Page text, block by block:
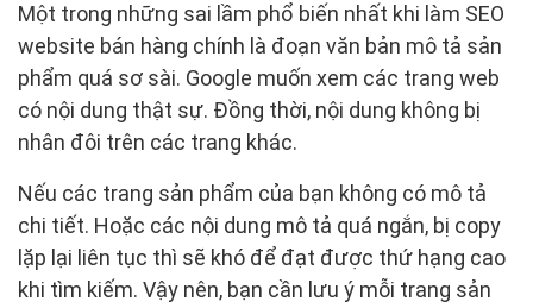
Một trong những sai lầm phổ biến nhất khi làm SEO
website bán hàng chính là đoạn văn bản mô tả sản
phẩm quá sơ sài. Google muốn xem các trang web
có nội dung thật sự. Đồng thời, nội dung không bị
nhân đôi trên các trang khác.
Nếu các trang sản phẩm của bạn không có mô tả
chi tiết. Hoặc các nội dung mô tả quá ngắn, bị copy
lặp lại liên tục thì sẽ khó để đạt được thứ hạng cao
khi tìm kiếm. Vậy nên, bạn cần lưu ý mỗi trang sản